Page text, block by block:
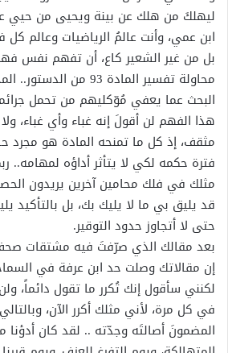
ليهلكَ من هلك عن بينة ويحيى من حيي
ابن عمي، وأنت عالمُ الرياضيات وعالم
بل من غير الشعير كاع، أن تفهم نفس
محاولة تفسير المادة 93
البحث عما يعفي مُوّكليهم من تحمل
هذا الفهم لن أقولَ إنه غباء وأي غباء،
مثقف، إذ كل ما تمنحه المادة هو مجرد
فترة حكمه لكي لا يتأثر أداؤه لمهامه..
مثلك في فلك محامين آخرين يريدون
قد يليق بي ما لا يليك بك، بل بالتأكيد
حتى لا أتجاوز حدود التوقير.
بعد مقالك الذي صرّفتَ فيه مشتقات
إن مقالاتك وصلت حد ابن عرفة في
لكنني سأقول إنك تُكرر ما تقول دائماً،
في كل مرة، لأني مثلك أكرر الآن،
المضمونَ أصالتَه وجدّته .. لقد كان